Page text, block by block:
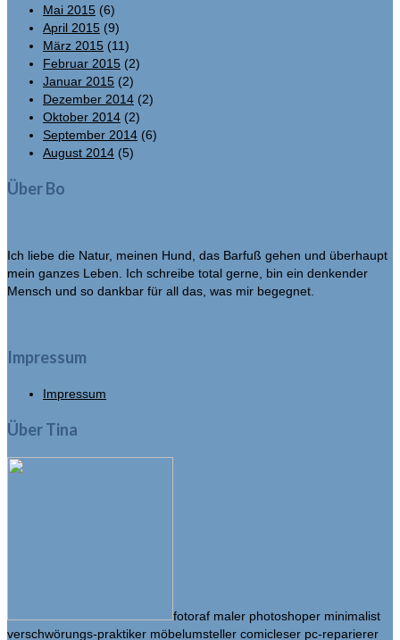
Mai 2015 (6)
April 2015 (9)
März 2015 (11)
Februar 2015 (2)
Januar 2015 (2)
Dezember 2014 (2)
Oktober 2014 (2)
September 2014 (6)
August 2014 (5)
Über Bo
Ich liebe die Natur, meinen Hund, das Barfuß gehen und überhaupt
mein ganzes Leben. Ich schreibe total gerne, bin ein denkender
Mensch und so dankbar für all das, was mir begegnet.
Impressum
Impressum
Über Tina
fotoraf maler photoshoper minimalist
verschwörungs-praktiker möbelumsteller comicleser pc-reparierer